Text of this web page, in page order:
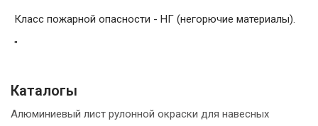
Класс пожарной опасности - НГ (негорючие материалы).
"
Каталогы
Алюминиевый лист рулонной окраски для навесных